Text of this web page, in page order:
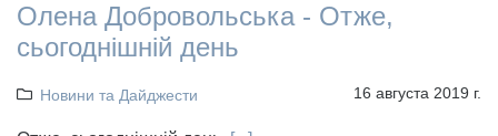
Олена Добровольська - Отже,
сьогоднішній день
Новини та Дайджести 16 августа 2019 г.